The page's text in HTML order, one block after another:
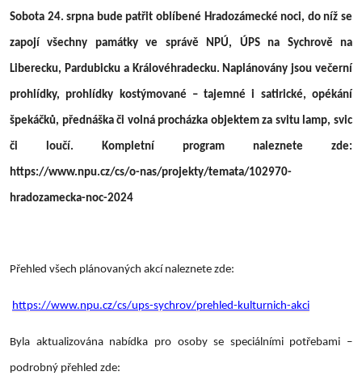
Sobota 24. srpna bude patřit oblíbené Hradozámecké noci, do níž se
zapojí všechny památky ve správě NPÚ, ÚPS na Sychrově na
Liberecku, Pardubicku a Královéhradecku. Naplánovány jsou večerní
prohlídky, prohlídky kostýmované – tajemné i satirické, opékání
špekáčků, přednáška či volná procházka objektem za svitu lamp, svic
či loučí. Kompletní program naleznete zde:
https://www.npu.cz/cs/o-nas/projekty/temata/102970-
hradozamecka-noc-2024
Přehled všech plánovaných akcí naleznete zde:
https://www.npu.cz/cs/ups-sychrov/prehled-kulturnich-akci
Byla aktualizována nabídka pro osoby se speciálními potřebami –
podrobný přehled zde: